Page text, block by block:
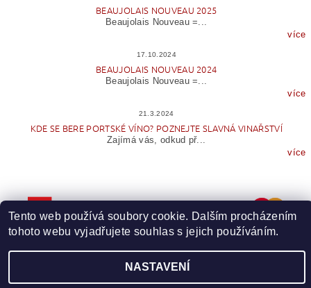
BEAUJOLAIS NOUVEAU 2025
Beaujolais Nouveau =...
více
17.10.2024
BEAUJOLAIS NOUVEAU 2024
Beaujolais Nouveau =...
více
21.3.2024
KDE SE BERE PORTSKÉ VÍNO? POZNEJTE SLAVNÁ VINAŘSTVÍ
Zajímá vás, odkud př...
více
2026 © Wineme.cz, všechna práva vyhrazena Upravit nastavení cookies
Tento web používá soubory cookie. Dalším procházením
tohoto webu vyjadřujete souhlas s jejich používáním.
NASTAVENÍ